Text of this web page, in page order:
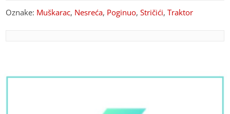
Oznake: Muškarac, Nesreća, Poginuo,Stričići,Traktor